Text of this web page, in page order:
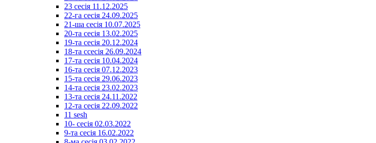
23 сесія 11.12.2025
22-га сесія 24.09.2025
21-ша сесія 10.07.2025
20-та сесія 13.02.2025
19-та сесія 20.12.2024
18-та ссесія 26.09.2024
17-та сесія 10.04.2024
16-та сесія 07.12.2023
15-та сесія 29.06.2023
14-та сесія 23.02.2023
13-та сесія 24.11.2022
12-та сесія 22.09.2022
11 sesh
10- сесія 02.03.2022
9-та сесія 16.02.2022